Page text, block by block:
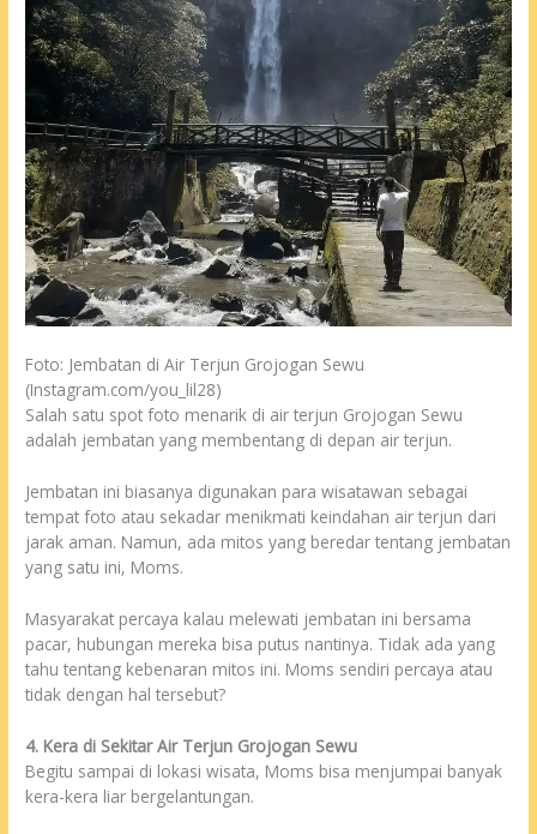
Foto: Jembatan di Air Terjun Grojogan Sewu
(Instagram.com/you_lil28)
Salah satu spot foto menarik di air terjun Grojogan Sewu
adalah jembatan yang membentang di depan air terjun.
Jembatan ini biasanya digunakan para wisatawan sebagai
tempat foto atau sekadar menikmati keindahan air terjun dari
jarak aman. Namun, ada mitos yang beredar tentang jembatan
yang satu ini, Moms.
Masyarakat percaya kalau melewati jembatan ini bersama
pacar, hubungan mereka bisa putus nantinya. Tidak ada yang
tahu tentang kebenaran mitos ini. Moms sendiri percaya atau
tidak dengan hal tersebut?
4. Kera di Sekitar Air Terjun Grojogan Sewu
Begitu sampai di lokasi wisata, Moms bisa menjumpai banyak
kera-kera liar bergelantungan.